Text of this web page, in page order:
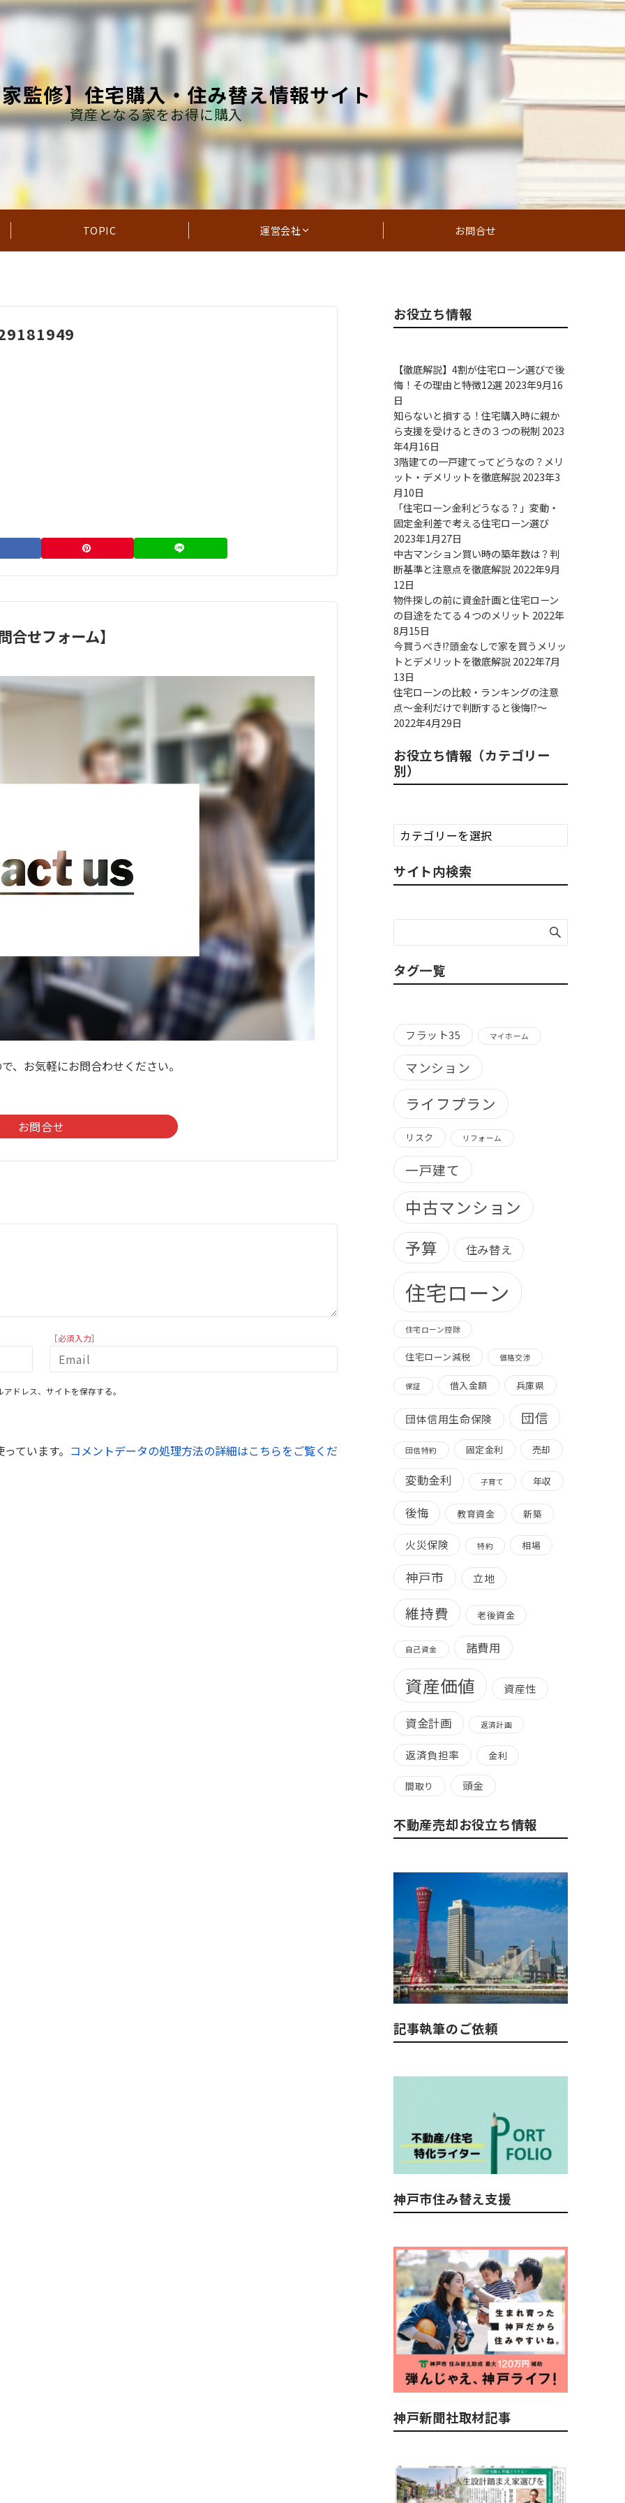
監修】住宅購入・住み替え情報サイト
資産となる家をお得に購入
TOPIC 運営会社 お問合せ
合せフォーム】
、お気軽にお問合わせください。
お問合せ
［必須入力］
ドレス、サイトを保存する。
ています。 コメントデータの処理方法の詳細はこちらをご覧くだ
お役立ち情報
【徹底解説】4割が住宅ローン選びで後
悔！その理由と特徴12選 2023年9月16
日
知らないと損する！住宅購入時に親か
ら支援を受けるときの３つの税制 2023
年4月16日
3階建ての一戸建てってどうなの？メリ
ット・デメリットを徹底解説 2023年3
月10日
「住宅ローン金利どうなる？」変動・
固定金利差で考える住宅ローン選び
2023年1月27日
中古マンション買い時の築年数は？判
断基準と注意点を徹底解説 2022年9月
12日
物件探しの前に資金計画と住宅ローン
の目途をたてる４つのメリット 2022年
8月15日
今買うべき!?頭金なしで家を買うメリッ
トとデメリットを徹底解説 2022年7月
13日
住宅ローンの比較・ランキングの注意
点～金利だけで判断すると後悔!?～
2022年4月29日
お役立ち情報（カテゴリー
別）
お
役
ち
情
（カ
ゴ
リ
ー
サイト内検索
タグ一覧
フラット35 マイホーム
マンション
ライフプラン
リスク リフォーム
一戸建て
中古マンション
予算 住み替え
住宅ローン
住宅ローン控除
住宅ローン減税 価格交渉
保証 借入金額 兵庫県
団体信用生命保険 団信
団信特約 固定金利 売却
変動金利 子育て 年収
後悔 教育資金 新築
火災保険 特約 相場
神戸市 立地
維持費 老後資金
自己資金 諸費用
資産価値 資産性
資金計画 返済計画
返済負担率 金利
間取り 頭金
不動産売却お役立ち情報
記事執筆のご依頼
神戸市住み替え支援
神戸新聞社取材記事